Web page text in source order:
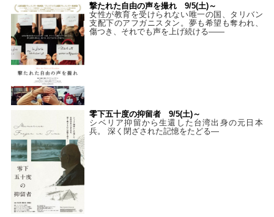
撃たれた自由の声を撮れ 9/5(土)～
女性が教育を受けられない唯一の国、タリバン
支配下のアフガニスタン。夢も希望も奪われ、
傷つき、それでも声を上げ続ける——
零下五十度の抑留者 9/5(土)～
シベリア抑留から生還した台湾出身の元日本
兵。 深く閉ざされた記憶をたどる—